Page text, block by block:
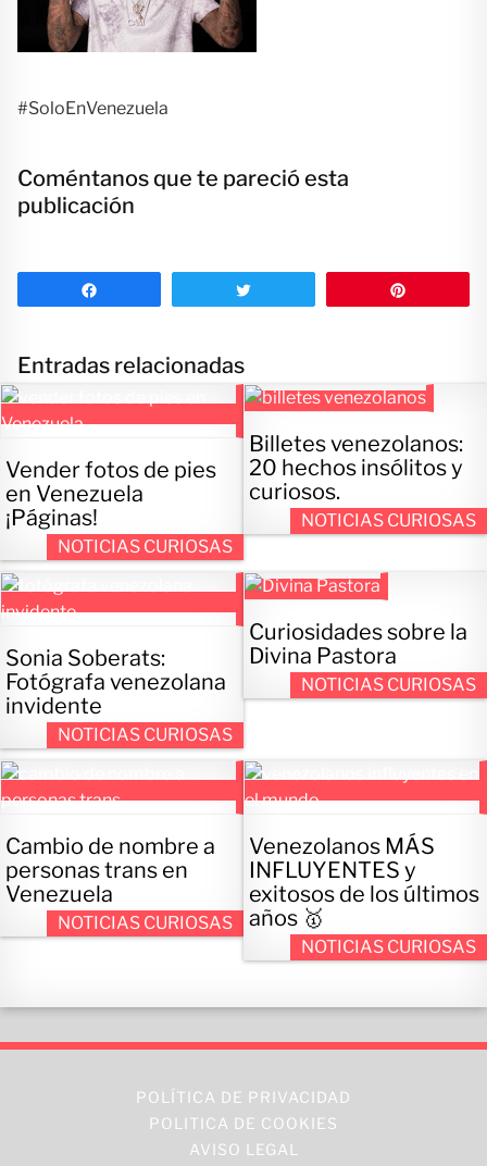
#SoloEnVenezuela
Coméntanos que te pareció esta
publicación
Entradas relacionadas
Vender fotos de pies
en Venezuela
¡Páginas!
NOTICIAS CURIOSAS
Billetes venezolanos:
20 hechos insólitos y
curiosos.
NOTICIAS CURIOSAS
Sonia Soberats:
Fotógrafa venezolana
invidente
NOTICIAS CURIOSAS
Curiosidades sobre la
Divina Pastora
NOTICIAS CURIOSAS
Cambio de nombre a
personas trans en
Venezuela
NOTICIAS CURIOSAS
Venezolanos MÁS
INFLUYENTES y
exitosos de los últimos
años 🥇
NOTICIAS CURIOSAS
POLÍTICA DE PRIVACIDAD
POLITICA DE COOKIES
AVISO LEGAL